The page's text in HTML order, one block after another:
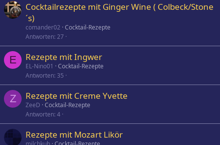
Cocktailrezepte mit Ginger Wine ( Colbeck/Stone
´s)
comander02 Cocktail-Rezepte
Antworten 27
E Rezepte mit Ingwer
EL-Nino01
Cocktail-Rezepte
Antworten 35
Z Rezepte mit Creme Yvette
ZeeD Cocktail-Rezepte
Antworten 4
Rezepte mit Mozart Likör